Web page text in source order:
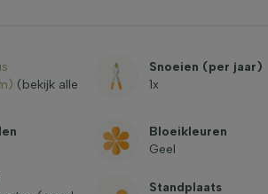
(bekijk alle
Snoeien (per jaar)
1x
Bloeikleuren
Geel
Standplaats